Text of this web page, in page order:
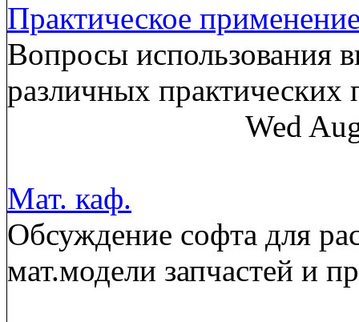
Практическое
Вопросы использования
различных практических
Wed
Мат. каф.
Обсуждение софта для
мат.модели запчастей и